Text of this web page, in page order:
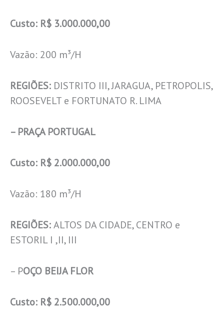
Custo: R$ 3.000.000,00
Vazão: 200 m³/H
REGIÕES: DISTRITO III, JARAGUA, PETROPOLIS,
ROOSEVELT e FORTUNATO R. LIMA
– PRAÇA PORTUGAL
Custo: R$ 2.000.000,00
Vazão: 180 m³/H
REGIÕES:ALTOS DA CIDADE, CENTRO e
ESTORIL I ,II, III
– POÇO BEIJA FLOR
Custo: R$ 2.500.000,00